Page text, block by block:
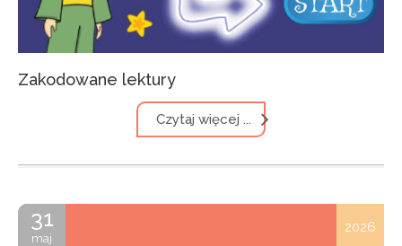
Zakodowane lektury
Czytaj więcej ...
31
maj
2026